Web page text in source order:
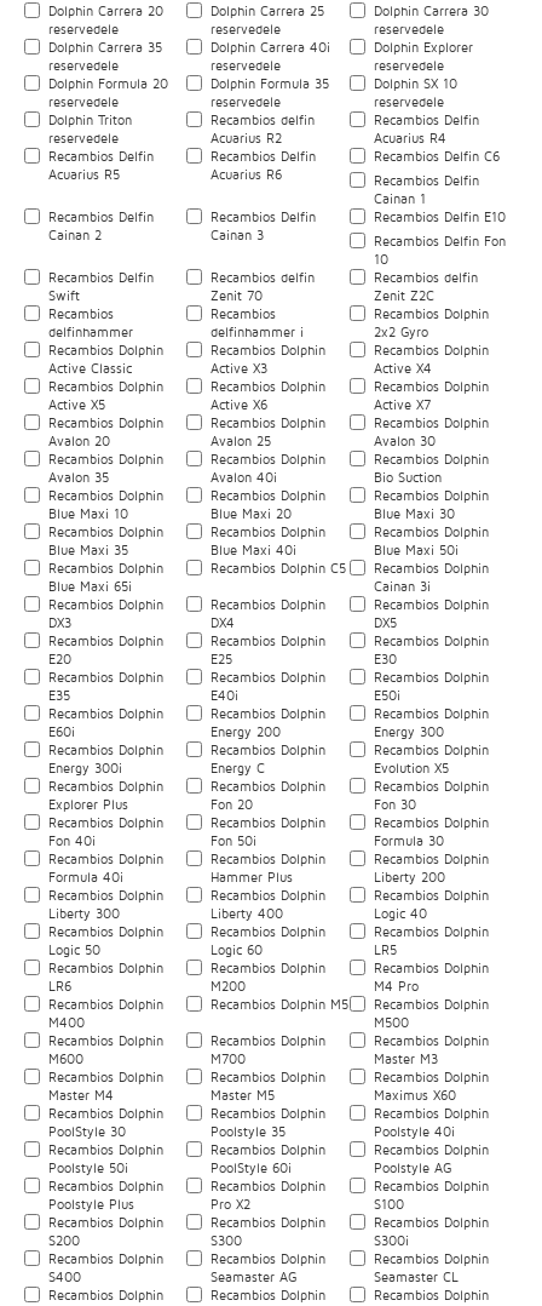
Dolphin Carrera 20
reservedele
Dolphin Carrera 25
reservedele
Dolphin Carrera 30
reservedele
Dolphin Carrera 35
reservedele
Dolphin Carrera 40i
reservedele
Dolphin Explorer
reservedele
Dolphin Formula 20
reservedele
Dolphin Formula 35
reservedele
Dolphin SX 10
reservedele
Dolphin Triton
reservedele
Recambios delfin
Acuarius R2
Recambios Delfin
Acuarius R4
Recambios Delfin
Acuarius R5
Recambios Delfin
Acuarius R6
Recambios Delfin C6
Recambios Delfin
Cainan 1
Recambios Delfin
Cainan 2
Recambios Delfin
Cainan 3
Recambios Delfin E10
Recambios Delfin Fon
10
Recambios Delfin
Swift
Recambios delfin
Zenit 70
Recambios delfin
Zenit Z2C
Recambios
delfinhammer
Recambios
delfinhammer i
Recambios Dolphin
2x2 Gyro
Recambios Dolphin
Active Classic
Recambios Dolphin
Active X3
Recambios Dolphin
Active X4
Recambios Dolphin
Active X5
Recambios Dolphin
Active X6
Recambios Dolphin
Active X7
Recambios Dolphin
Avalon 20
Recambios Dolphin
Avalon 25
Recambios Dolphin
Avalon 30
Recambios Dolphin
Avalon 35
Recambios Dolphin
Avalon 40i
Recambios Dolphin
Bio Suction
Recambios Dolphin
Blue Maxi 10
Recambios Dolphin
Blue Maxi 20
Recambios Dolphin
Blue Maxi 30
Recambios Dolphin
Blue Maxi 35
Recambios Dolphin
Blue Maxi 40i
Recambios Dolphin
Blue Maxi 50i
Recambios Dolphin
Blue Maxi 65i
Recambios Dolphin C5
Recambios Dolphin
Cainan 3i
Recambios Dolphin
DX3
Recambios Dolphin
DX4
Recambios Dolphin
DX5
Recambios Dolphin
E20
Recambios Dolphin
E25
Recambios Dolphin
E30
Recambios Dolphin
E35
Recambios Dolphin
E40i
Recambios Dolphin
E50i
Recambios Dolphin
E60i
Recambios Dolphin
Energy 200
Recambios Dolphin
Energy 300
Recambios Dolphin
Energy 300i
Recambios Dolphin
Energy C
Recambios Dolphin
Evolution X5
Recambios Dolphin
Explorer Plus
Recambios Dolphin
Fon 20
Recambios Dolphin
Fon 30
Recambios Dolphin
Fon 40i
Recambios Dolphin
Fon 50i
Recambios Dolphin
Formula 30
Recambios Dolphin
Formula 40i
Recambios Dolphin
Hammer Plus
Recambios Dolphin
Liberty 200
Recambios Dolphin
Liberty 300
Recambios Dolphin
Liberty 400
Recambios Dolphin
Logic 40
Recambios Dolphin
Logic 50
Recambios Dolphin
Logic 60
Recambios Dolphin
LR5
Recambios Dolphin
LR6
Recambios Dolphin
M200
Recambios Dolphin
M4 Pro
Recambios Dolphin
M400
Recambios Dolphin M5
Recambios Dolphin
M500
Recambios Dolphin
M600
Recambios Dolphin
M700
Recambios Dolphin
Master M3
Recambios Dolphin
Master M4
Recambios Dolphin
Master M5
Recambios Dolphin
Maximus X60
Recambios Dolphin
PoolStyle 30
Recambios Dolphin
Poolstyle 35
Recambios Dolphin
Poolstyle 40i
Recambios Dolphin
Poolstyle 50i
Recambios Dolphin
PoolStyle 60i
Recambios Dolphin
Poolstyle AG
Recambios Dolphin
Poolstyle Plus
Recambios Dolphin
Pro X2
Recambios Dolphin
S100
Recambios Dolphin
S200
Recambios Dolphin
S300
Recambios Dolphin
S300i
Recambios Dolphin
S400
Recambios Dolphin
Seamaster AG
Recambios Dolphin
Seamaster CL
Recambios Dolphin
Recambios Dolphin Recambios Dolphin